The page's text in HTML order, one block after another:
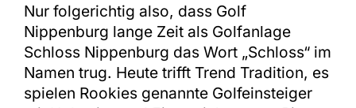
Nur folgerichtig also, dass Golf
Nippenburg lange Zeit als Golfanlage
Schloss Nippenburg das Wort „Schloss“ im
Namen trug. Heute trifft Trend Tradition, es
spielen Rookies genannte Golfeinsteiger